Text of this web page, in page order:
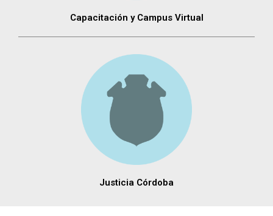
Capacitación y Campus Virtual
Justicia Córdoba